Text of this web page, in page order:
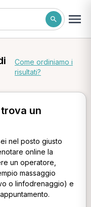
Come ordiniamo i
risultati?
un
nel posto giusto
online la
un operatore,
massaggio
o linfodrenaggio) e